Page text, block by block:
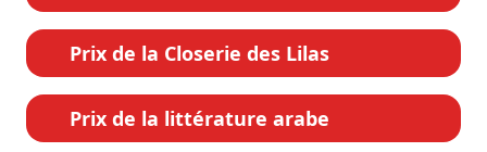
Prix de la Closerie des Lilas
Prix de la littérature arabe